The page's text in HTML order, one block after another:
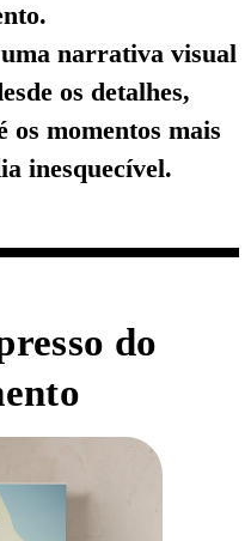
narrativa visual
os detalhes,
os momentos mais
inesquecível.
do